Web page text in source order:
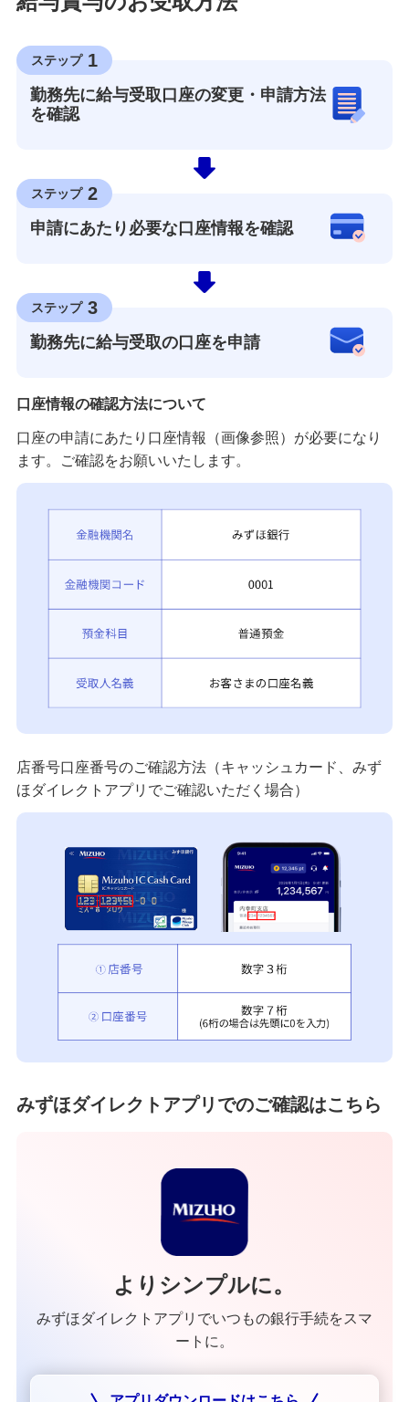
ステップ 1
勤務先に給与受取口座の変更・申請方法
を確認
ステップ 2
申請にあたり必要な口座情報を確認
ステップ 3
勤務先に給与受取の口座を申請
口座情報の確認方法について
口座の申請にあたり口座情報（画像参照）が必要になり
ます。ご確認をお願いいたします。
店番号口座番号のご確認方法（キャッシュカード、みず
ほダイレクトアプリでご確認いただく場合）
みずほダイレクトアプリでのご確認はこちら
よりシンプルに。
みずほダイレクトアプリでいつもの銀行手続をスマ
ートに。